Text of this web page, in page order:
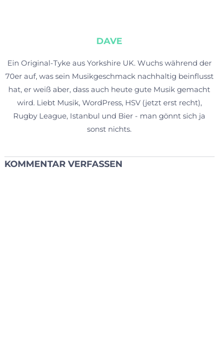
DAVE
Ein Original-Tyke aus Yorkshire UK. Wuchs während der
70er auf, was sein Musikgeschmack nachhaltig beinflusst
hat, er weiß aber, dass auch heute gute Musik gemacht
wird. Liebt Musik, WordPress, HSV (jetzt erst recht),
Rugby League, Istanbul und Bier - man gönnt sich ja
sonst nichts.
KOMMENTAR VERFASSEN